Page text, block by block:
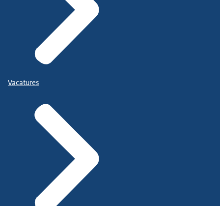
Vacatures